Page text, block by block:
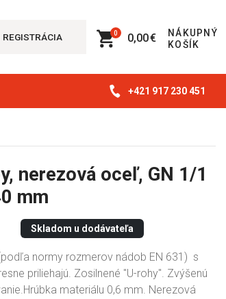
REGISTRÁCIA 0,00 €
NÁKUPNÝ
KOŠÍK
0
+421 917 230 451
nerezová oceľ, GN 1/1
mm
Skladom u dodávateľa
normy rozmerov nádob EN 631) s
priliehajú. Zosilnené "U-rohy". Zvýšenú
materiálu 0,6 mm. Nerezová